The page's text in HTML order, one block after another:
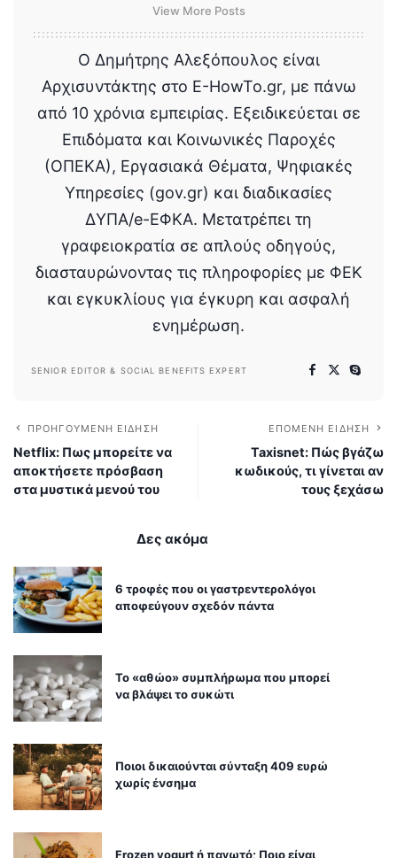
View More Posts
Ο Δημήτρης Αλεξόπουλος είναι
Αρχισυντάκτης στο E-HowTo.gr, με πάνω
από 10 χρόνια εμπειρίας. Εξειδικεύεται σε
Επιδόματα και Κοινωνικές Παροχές
(ΟΠΕΚΑ), Εργασιακά Θέματα, Ψηφιακές
Υπηρεσίες (gov.gr) και διαδικασίες
ΔΥΠΑ/e-ΕΦΚΑ. Μετατρέπει τη
γραφειοκρατία σε απλούς οδηγούς,
διασταυρώνοντας τις πληροφορίες με ΦΕΚ
και εγκυκλίους για έγκυρη και ασφαλή
ενημέρωση.
SENIOR EDITOR & SOCIAL BENEFITS EXPERT
ΠΡΟΗΓΟΎΜΕΝΗ ΕΊΔΗΣΗ
Netflix: Πως μπορείτε να
αποκτήσετε πρόσβαση
στα μυστικά μενού του
ΕΠΌΜΕΝΗ ΕΊΔΗΣΗ
Taxisnet: Πώς βγάζω
κωδικούς, τι γίνεται αν
τους ξεχάσω
Δες ακόμα
6 τροφές που οι γαστρεντερολόγοι
αποφεύγουν σχεδόν πάντα
Το «αθώο» συμπλήρωμα που μπορεί
να βλάψει το συκώτι
Ποιοι δικαιούνται σύνταξη 409 ευρώ
χωρίς ένσημα
Frozen yogurt ή παγωτό; Ποιο είναι